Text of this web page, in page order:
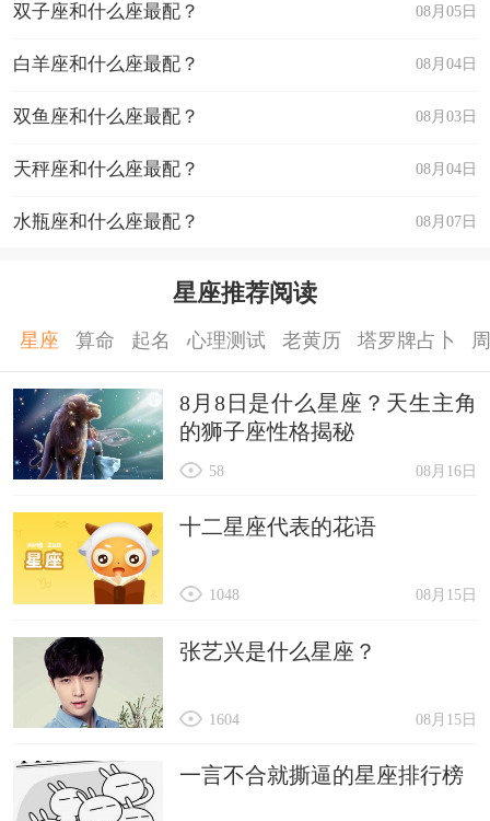
08月05日
双子座和什么座最配？
08月04日
白羊座和什么座最配？
08月03日
双鱼座和什么座最配？
08月04日
天秤座和什么座最配？
08月07日
水瓶座和什么座最配？
星座推荐阅读
星座 算命 起名 心理测试 老黄历 塔罗牌占卜
8月8日是什么星座？天生主角
的狮子座性格揭秘
08月16日
58
十二星座代表的花语
08月15日
1048
张艺兴是什么星座？
08月15日
1604
一言不合就撕逼的星座排行榜